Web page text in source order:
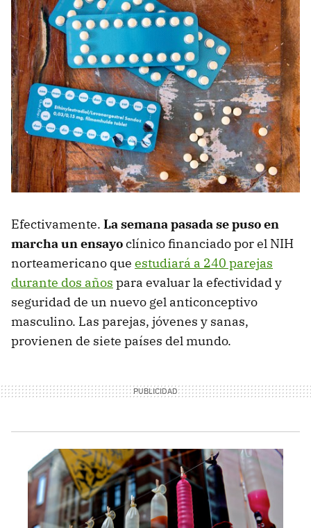
Efectivamente. La semana pasada se puso en
marcha un ensayoclínico financiado por el NIH
norteamericano que estudiará a 240 parejas
durante dos años para evaluar la efectividad y
seguridad de un nuevo gel anticonceptivo
masculino. Las parejas, jóvenes y sanas,
provienen de siete países del mundo.